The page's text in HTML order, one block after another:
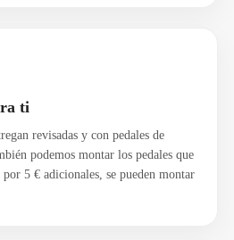
ti
revisadas y con pedales de
podemos montar los pedales que
5 € adicionales, se pueden montar